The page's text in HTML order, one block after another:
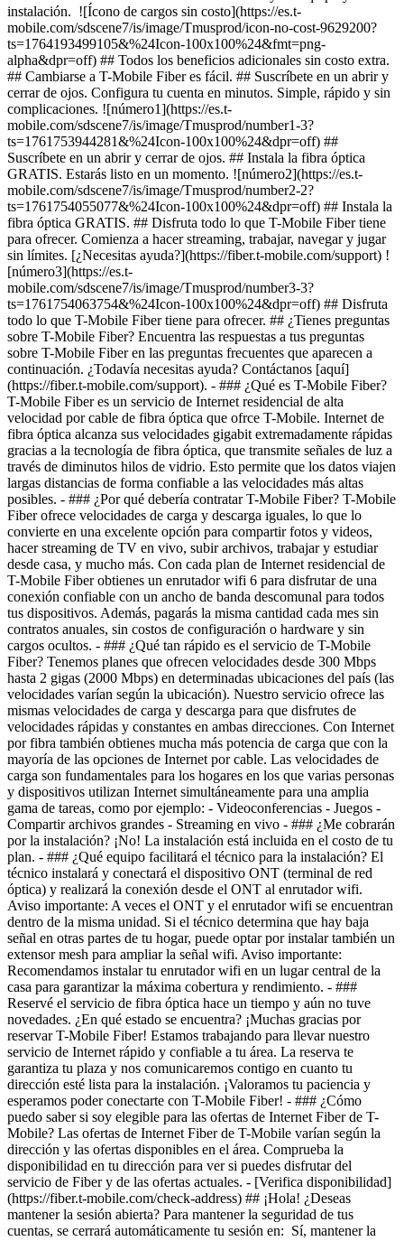
- [Verifica disponibilidad]
(https://fiber.t-mobile.com/check-address) ## ¡Hola! ¿Deseas
mantener la sesión abierta? Para mantener la seguridad de tus
cuentas, se cerrará automáticamente tu sesión en: Sí, mantener la